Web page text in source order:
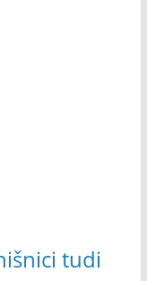
tudi